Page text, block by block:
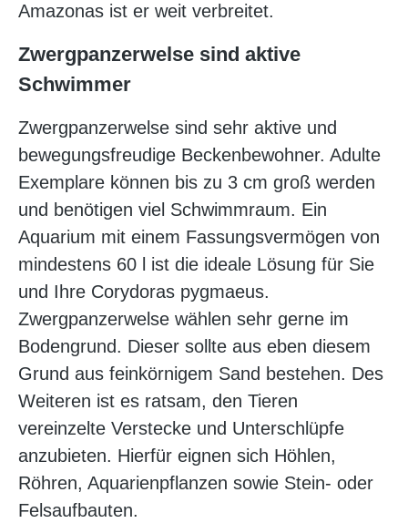
Amazonas ist er weit verbreitet.
Zwergpanzerwelse sind aktive
Schwimmer
Zwergpanzerwelse sind sehr aktive und
bewegungsfreudige Beckenbewohner. Adulte
Exemplare können bis zu 3 cm groß werden
und benötigen viel Schwimmraum. Ein
Aquarium mit einem Fassungsvermögen von
mindestens 60 l ist die ideale Lösung für Sie
und Ihre Corydoras pygmaeus.
Zwergpanzerwelse wählen sehr gerne im
Bodengrund. Dieser sollte aus eben diesem
Grund aus feinkörnigem Sand bestehen. Des
Weiteren ist es ratsam, den Tieren
vereinzelte Verstecke und Unterschlüpfe
anzubieten. Hierfür eignen sich Höhlen,
Röhren, Aquarienpflanzen sowie Stein- oder
Felsaufbauten.